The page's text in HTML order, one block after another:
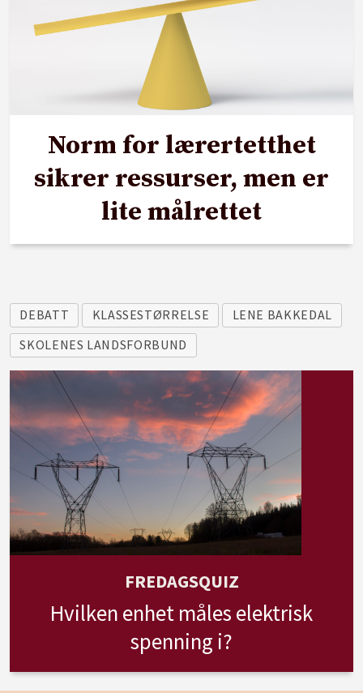
Norm for lærertetthet
sikrer ressurser, men er
lite målrettet
DEBATT KLASSESTØRRELSE
LENE BAKKEDAL
SKOLENES LANDSFORBUND
FREDAGSQUIZ
Hvilken enhet måles elektrisk
spenning i?